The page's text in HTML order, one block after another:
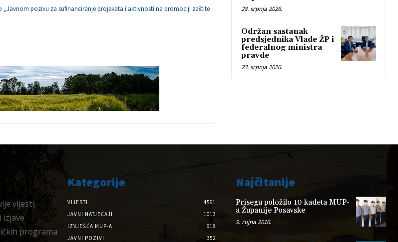
„Javnom pozivu za sufinanciranje projekata i aktivnosti na promociji zaštite
28. srpnja 2026.
Održan sastanak
predsjednika Vlade ŽP i
federalnog ministra
pravde
23. srpnja 2026.
vijesti,
izjave
programa
Kategorije
VIJESTI
4591
JAVNI NATJEČAJI
1013
IZVJEŠĆA MUP-A
918
JAVNI POZIVI
352
Najčitanije
Prisegu položilo 10 kadeta MUP-
a Županije Posavske
9. rujna 2016.